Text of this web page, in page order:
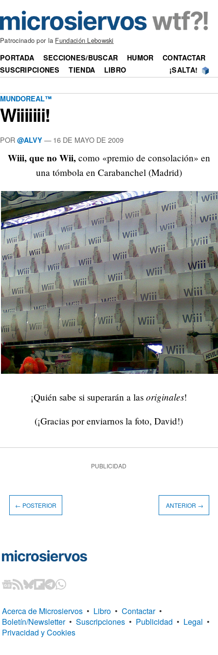
Patrocinado por la Fundación Lebowski
PORTADA SECCIONES/BUSCAR HUMOR
CONTACTAR
SUSCRIPCIONES
TIENDA LIBRO ¡SALTA!
MUNDOREAL™
Wiiiiiii!
POR @ALVY —16 DE MAYO DE 2009
Wiii, que no Wii, como «premio de consolación» en
una tómbola en Carabanchel (Madrid)
¡Quién sabe si superarán a lasoriginales!
(¡Gracias por enviarnos la foto, David!)
PUBLICIDAD
← POSTERIOR ANTERIOR →
Acerca de Microsiervos • Libro • Contactar •
Boletín/Newsletter • Suscripciones • Publicidad • Legal •
Privacidad y Cookies